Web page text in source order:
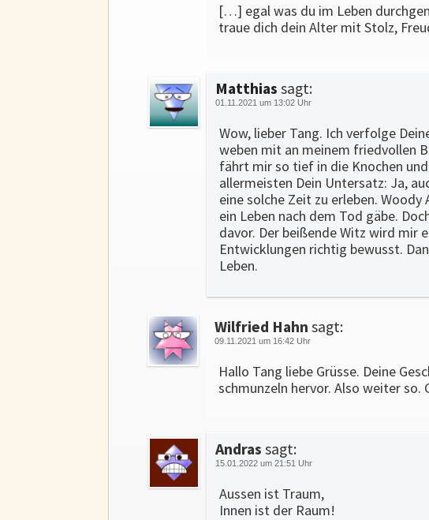
[…] egal was du im Leben
traue dich dein Alter mit Stolz,
Matthias sagt:
01.11.2021 um 13:02 Uhr
Wow, lieber Tang. Ich verfolge
weben mit an meinem friedvollen
fährt mir so tief in die Knochen
allermeisten Dein Untersatz: Ja,
eine solche Zeit zu erleben.
ein Leben nach dem Tod gäbe.
davor. Der beißende Witz wird mir
Entwicklungen richtig bewusst.
Leben.
Wilfried Hahn sagt:
09.11.2021 um 16:42 Uhr
Hallo Tang liebe Grüsse. Deine
schmunzeln hervor. Also weiter so.
Andras sagt:
15.01.2022 um 21:51 Uhr
Aussen ist Traum,
Innen ist der Raum!